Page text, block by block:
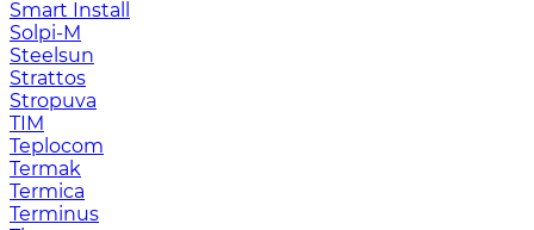
Smart Install
Solpi-M
Steelsun
Strattos
Stropuva
TIM
Teplocom
Termak
Termica
Terminus